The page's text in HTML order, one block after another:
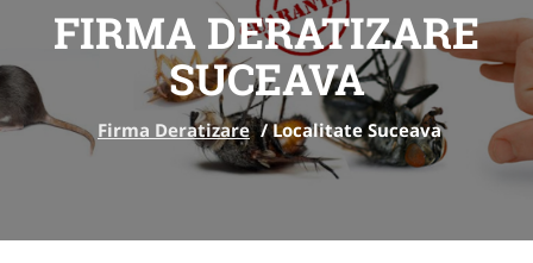
FIRMA DERATIZARE
SUCEAVA
Firma Deratizare /Localitate Suceava